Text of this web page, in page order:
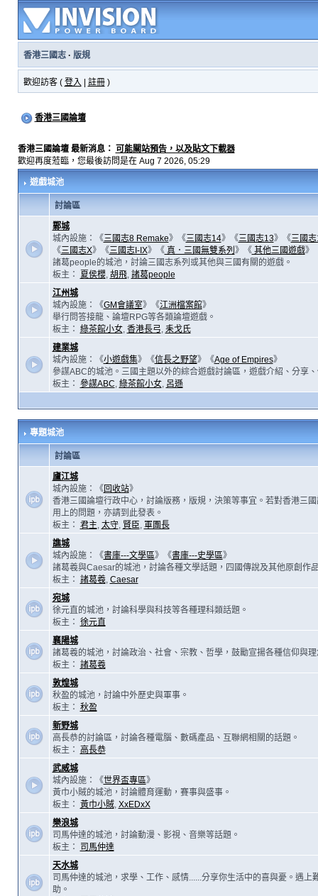
香港三國志· 版規
歡迎訪客 ( 登入 註冊)
香港三國論壇
香港三國論壇 最新消息： 可能關站預告，以及貼文下載器
歡迎再度蒞臨，您最後訪問是在 Aug 7 2026, 05:29
遊戲城池
討論區
鄴城
城內設施：《三國志8 Remake》《三國志14》《三國志13》《三國
《三國志X》《三國志I-IX》《真．三國無雙系列 》《其他三國遊戲》
諸葛people的城池，討論三國志系列或其他與三國有關的遊戲。
板主：
夏侯櫻, 胡飛, 諸葛people
江州城
城內設施：《GM會議室》《江洲檔案館》
舉行問答接龍、論壇RPG等各類論壇遊戲。
板主： 綠茶館小女, 香港長弓, 耒戈氏
建業城
城內設施：《小遊戲集》《信長之野望》《Age of Empires》
參謀ABC的城池。三國主題以外的綜合遊戲討論區，遊戲介紹、分享
板主： 參謀ABC, 綠茶館小女, 呂遜
專題城池
討論區
廬江城
城內設施：《回收站》
香港三國論壇行政中心，討論版務，版規，決策等事宜。若對香港三
用上的問題，亦請到此發表。
板主： 君主, 太守, 賢臣, 軍團長
譙城
城內設施：《書庫---文學區》《書庫---史學區》
諸葛羲與Caesar的城池，討論各種文學話題，四國傳說及其他原創作
板主： 諸葛羲, Caesar
宛城
徐元直的城池，討論科學與科技等各種理科類話題。
板主： 徐元直
襄陽城
諸葛羲的城池，討論政治、社會、宗教、哲學，鼓勵宣揚各種信仰與理
板主： 諸葛羲
敦煌城
秋盈的城池，討論中外歷史與軍事。
板主： 秋盈
新野城
高長恭的討論區，討論各種電腦、數碼產品、互聯網相關的話題。
板主：
高長恭
武威城
城內設施：《世界盃專區》
黃巾小賊的城池，討論體育運動，賽事與盛事。
板主： 黃巾小賊, XxEDxX
樂浪城
司馬仲達的城池，討論動漫、影視、音樂等話題。
板主：
司馬仲達
天水城
司馬仲達的城池，求學、工作、感情......分享你生活中的喜與憂。遇上
助。